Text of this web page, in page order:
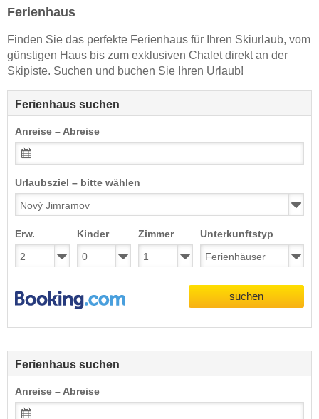
Ferienhaus
Finden Sie das perfekte Ferienhaus für Ihren Skiurlaub, vom
günstigen Haus bis zum exklusiven Chalet direkt an der
Skipiste. Suchen und buchen Sie Ihren Urlaub!
Ferienhaus suchen
Anreise – Abreise
Urlaubsziel – bitte wählen
Erw. Kinder Zimmer Unterkunftstyp
suchen
Ferienhaus suchen
Anreise – Abreise